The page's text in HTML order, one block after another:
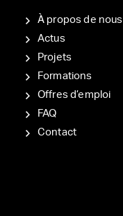
À propos de nous
Actus
Projets
Formations
Offres d’emploi
FAQ
Contact